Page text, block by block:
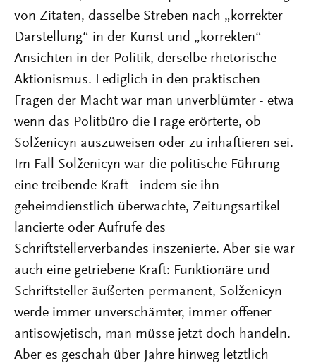
von Zitaten, dasselbe Streben nach „korrekter
Darstellung“ in der Kunst und „korrekten“
Ansichten in der Politik, derselbe rhetorische
Aktionismus. Lediglich in den praktischen
Fragen der Macht war man unverblümter - etwa
wenn das Politbüro die Frage erörterte, ob
Solženicyn auszuweisen oder zu inhaftieren sei.
Im Fall Solženicyn war die politische Führung
eine treibende Kraft - indem sie ihn
geheimdienstlich überwachte, Zeitungsartikel
lancierte oder Aufrufe des
Schriftstellerverbandes inszenierte. Aber sie war
auch eine getriebene Kraft: Funktionäre und
Schriftsteller äußerten permanent, Solženicyn
werde immer unverschämter, immer offener
antisowjetisch, man müsse jetzt doch handeln.
Aber es geschah über Jahre hinweg letztlich